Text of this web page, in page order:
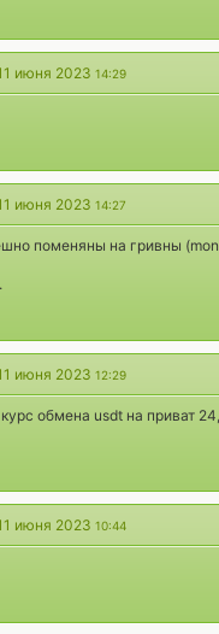
июня 2023 14:29
июня 2023 14:27
поменяны на гривны
июня 2023 12:29
обмена usdt на приват
июня 2023 10:44